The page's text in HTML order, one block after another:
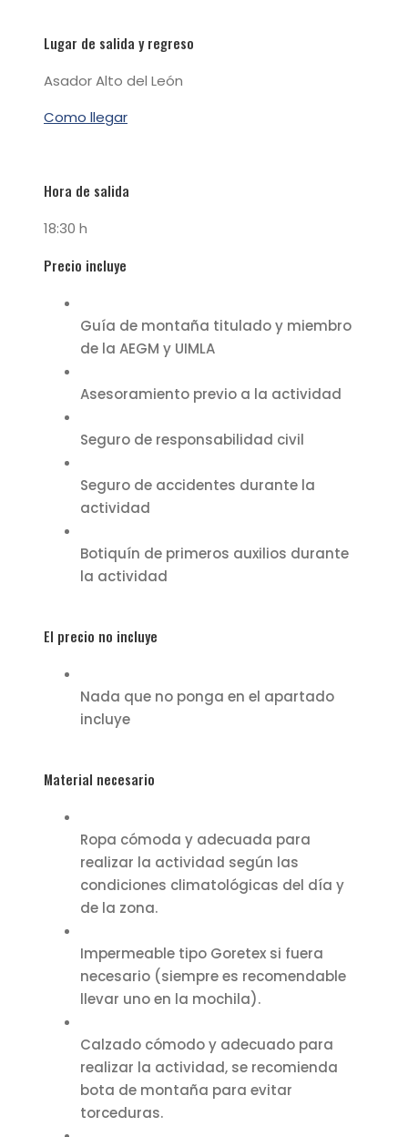
Lugar de salida y regreso
Asador Alto del León
Como llegar
Hora de salida
18:30 h
Precio incluye
Guía de montaña titulado y miembro
de la AEGM y UIMLA
Asesoramiento previo a la actividad
Seguro de responsabilidad civil
Seguro de accidentes durante la
actividad
Botiquín de primeros auxilios durante
la actividad
El precio no incluye
Nada que no ponga en el apartado
incluye
Material necesario
Ropa cómoda y adecuada para
realizar la actividad según las
condiciones climatológicas del día y
de la zona.
Impermeable tipo Goretex si fuera
necesario (siempre es recomendable
llevar uno en la mochila).
Calzado cómodo y adecuado para
realizar la actividad, se recomienda
bota de montaña para evitar
torceduras.